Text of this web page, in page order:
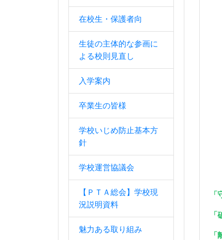
在校生・保護者向
生徒の主体的な参画に
よる校則見直し
入学案内
卒業生の皆様
学校いじめ防止基本方
針
学校運営協議会
【ＰＴＡ総会】学校現
況説明資料
魅力ある取り組み
「
「
「